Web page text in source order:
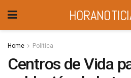
Home Política
Centros de Vida